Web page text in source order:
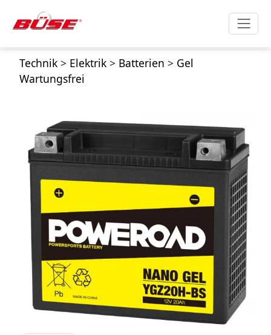
Technik> Elektrik> Batterien > Gel
Wartungsfrei